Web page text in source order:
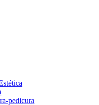
pedicura